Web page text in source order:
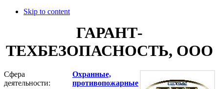
Skip to content
ГАРАНТ-
ТЕХБЕЗОПАСНОСТЬ, ООО
Сфера
деятельности:
Охранные,
противопожарные